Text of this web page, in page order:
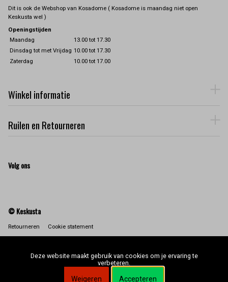
Dit is ook de Webshop van Kosadome ( Kosadome is maandag niet open
Keskusta wel )
Openingstijden
Maandag
13.00 tot 17.30
Dinsdag tot met Vrijdag 10.00 tot 17.30
Zaterdag
10.00 tot 17.00
Winkel informatie
Ruilen en Retourneren
Volg ons
© Keskusta
Retourneren Cookie statement
Deze website maakt gebruik van cookies om je ervaring te
verbeteren.
Weigeren Accepteren